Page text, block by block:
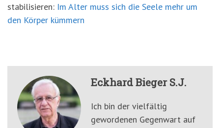
stabilisieren: Im Alter muss sich die Seele mehr um
den Körper kümmern
Eckhard Bieger S.J.
Ich bin der vielfältig
gewordenen Gegenwart auf